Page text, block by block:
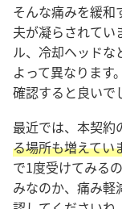
そんな痛みを緩和
夫が凝らされてい
ル、冷却ヘッドな
よって異なります
確認すると良いで
最近では、本契約
る場所も増えてい
で1度受けてみる
みなのか、痛み軽